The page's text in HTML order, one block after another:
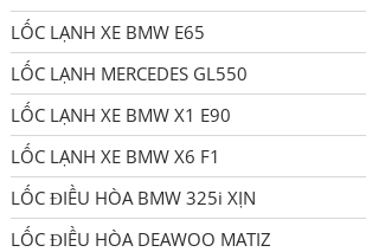
LỐC LẠNH XE BMW E65
LỐC LẠNH MERCEDES GL550
LỐC LẠNH XE BMW X1 E90
LỐC LẠNH XE BMW X6 F1
LỐC ĐIỀU HÒA BMW 325i XỊN
LỐC ĐIỀU HÒA DEAWOO MATIZ